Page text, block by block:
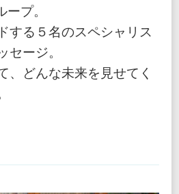
プ。
する５名のスペシャリス
セージ。
、どんな未来を見せてく